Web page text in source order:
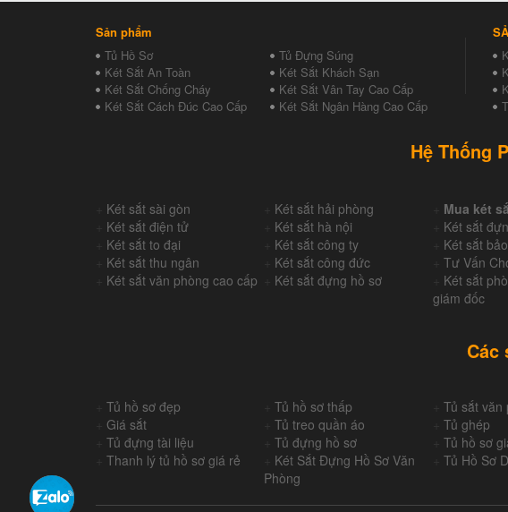
Sản phẩm
Tủ Hồ Sơ
Tủ Đựng Súng
Két Sắt An Toàn
Két Sắt Khách Sạn
Két Sắt Chống Cháy
Két Sắt Vân Tay Cao Cấp
Két Sắt Cách Đúc Cao Cấp
Két Sắt Ngân Hàng Cao Cấp
Hệ Thống
Két sắt sài gòn Két sắt hải phòng Mua két
Két sắt điện tử Két sắt hà nội Két sắt
Két sắt to đại Két sắt công ty Két sắt
Két sắt thu ngân Két sắt công đức Tư Vấn
Két sắt văn phòng cao cấp Két sắt đựng hồ sơ
Két sắt
giám đốc
Các
Tủ hồ sơ đẹp +Tủ hồ sơ thấp Tủ sắt văn
Giá sắt +Tủ treo quần áo Tủ ghép
Tủ đựng tài liệu +Tủ đựng hồ sơ Tủ hồ sơ
Thanh lý tủ hồ sơ giá rẻ
Két Sắt Đựng Hồ Sơ Văn
Phòng
Tủ Hồ Sơ